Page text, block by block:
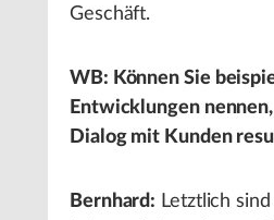
Geschäft.
WB: Können Sie
Entwicklungen
Dialog mit Kunden
Bernhard: Letztlich